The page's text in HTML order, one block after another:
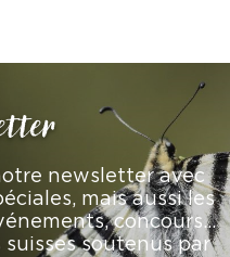
newsletter avec
mais aussi les
concours…
soutenus par